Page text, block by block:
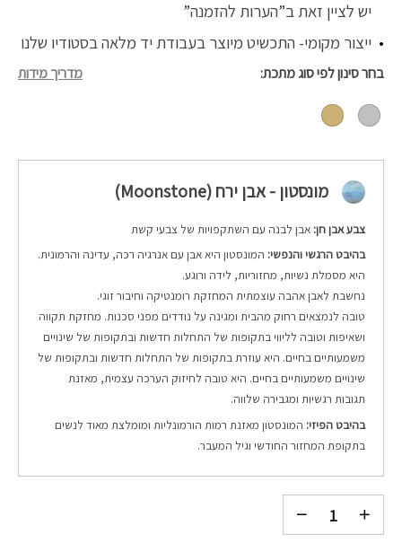
יש לציין זאת ב”הערות להזמנה”
ייצור מקומי- התכשיט מיוצר בעבודת יד מלאה בסטודיו שלנו
בחר סינון לפי סוג מתכת מדריך מידות
מונסטון - אבן ירח (Moonstone)
צבע אבן חן: אבן לבנה עם השתקפויות של צבעי קשת
בהיבט הרגשי והנפשי: המונסטון היא אבן עם אנרגיה רכה, עדינה והרמונית.
היא מסמלת נשיות, מחזוריות, לידה ורוגע.
נחשבת לאבן אהבה עוצמתית המחזקת רומנטיקה וחיבור זוגי.
טובה לנמצאים רחוק מהבית ומגינה על נודדים מפני סכנות. מחזקת תקווה
ושאיפות וטובה לליווי בתקופות של התחלות חדשות ובתקופות של שינויים
משמעותיים בחיים. היא עוזרת בתקופות של התחלות חדשות ובתקופות של
שינויים משמעותיים בחיים. היא טובה לחיזוק הערכה עצמית, מאזנת
תגובות רגשיות ומגבירה שלווה.
בהיבט הפיזי: המונסטון מאזנת רמות הורמונליות ומומלצת מאוד לנשים
בתקופת המחזור החודשי וגיל המעבר.